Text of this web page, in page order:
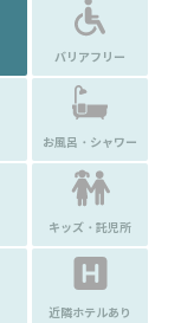
バリアフリー
お風呂・シャワー
キッズ・託児所
近隣ホテルあり